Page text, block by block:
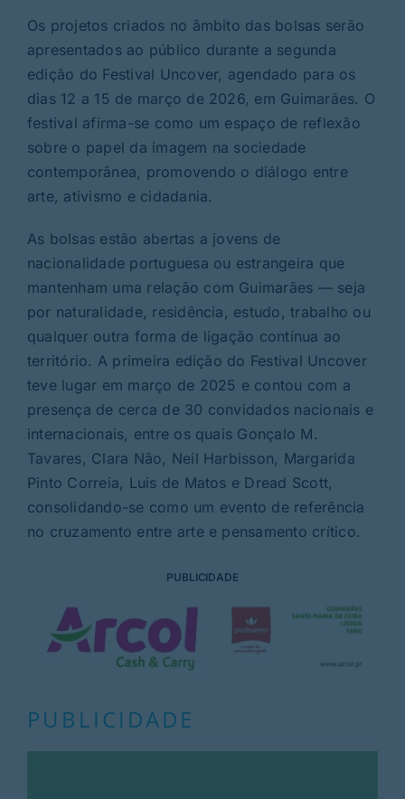
Os projetos criados no âmbito das bolsas serão
apresentados ao público durante a segunda
edição do Festival Uncover, agendado para os
dias 12 a 15 de março de 2026, em Guimarães. O
festival afirma-se como um espaço de reflexão
sobre o papel da imagem na sociedade
contemporânea, promovendo o diálogo entre
arte, ativismo e cidadania.
As bolsas estão abertas a jovens de
nacionalidade portuguesa ou estrangeira que
mantenham uma relação com Guimarães — seja
por naturalidade, residência, estudo, trabalho ou
qualquer outra forma de ligação contínua ao
território. A primeira edição do Festival Uncover
teve lugar em março de 2025 e contou com a
presença de cerca de 30 convidados nacionais e
internacionais, entre os quais Gonçalo M.
Tavares, Clara Não, Neil Harbisson, Margarida
Pinto Correia, Luis de Matos e Dread Scott,
consolidando-se como um evento de referência
no cruzamento entre arte e pensamento crítico.
PUBLICIDADE
PUBLICIDADE